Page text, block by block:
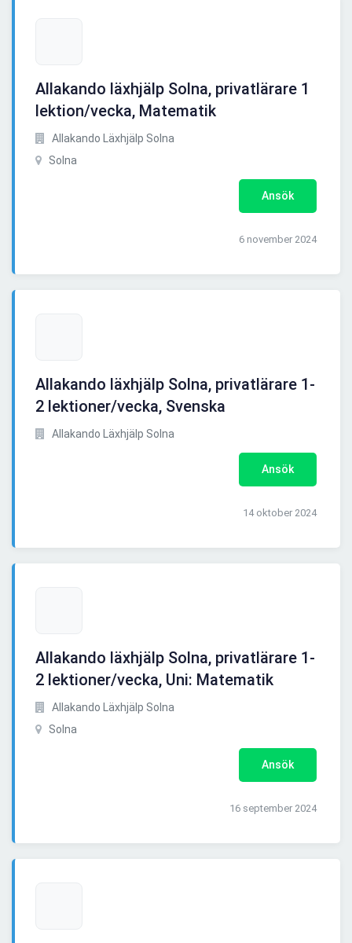
Allakando läxhjälp Solna, privatlärare 1
lektion/vecka, Matematik
Allakando Läxhjälp Solna
Solna
Ansök
6 november 2024
Allakando läxhjälp Solna, privatlärare 1-
2 lektioner/vecka, Svenska
Allakando Läxhjälp Solna
Ansök
14 oktober 2024
Allakando läxhjälp Solna, privatlärare 1-
2 lektioner/vecka, Uni: Matematik
Allakando Läxhjälp Solna
Solna
Ansök
16 september 2024